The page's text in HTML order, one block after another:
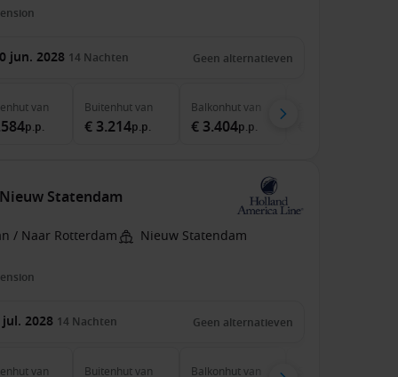
jun. 2028 14 Nachten Geen alternatieven
van
p.p.
Buitenhutvan
€ 3.214p.p.
Balkonhutvan
€ 3.404p.p.
Statendam
/ Naar Rotterdam Nieuw Statendam
jul. 2028 14 Nachten Geen alternatieven
van Buitenhutvan Balkonhutvan